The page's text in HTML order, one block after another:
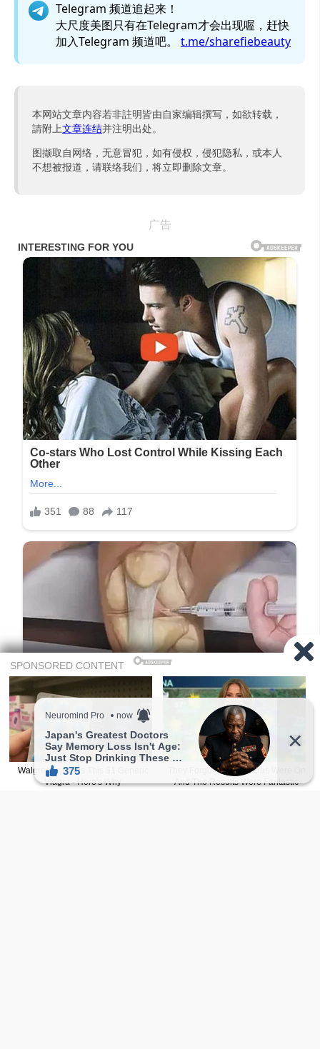
Telegram 频道追起来！
大尺度美图只有在Telegram才会出现喔，赶快
加入Telegram 频道吧。 t.me/sharefiebeauty
本网站文章内容若非註明皆由自家编辑撰写，如欲转载，
請附上文章连结并注明出处。
图撷取自网络，无意冒犯，如有侵权，侵犯隐私，或本人
不想被报道，请联络我们，将立即删除文章。
广告